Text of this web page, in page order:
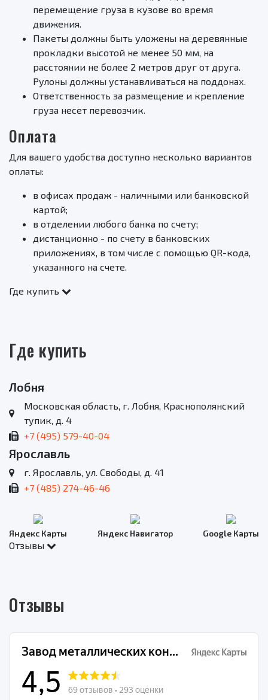
перемещение груза в кузове во время
движения.
Пакеты должны быть уложены на деревянные
прокладки высотой не менее 50 мм, на
расстоянии не более 2 метров друг от друга.
Рулоны должны устанавливаться на поддонах.
Ответственность за размещение и крепление
груза несет перевозчик.
Оплата
Для вашего удобства доступно несколько вариантов
оплаты:
в офисах продаж - наличными или банковской
картой;
в отделении любого банка по счету;
дистанционно - по счету в банковских
приложениях, в том числе с помощью QR-кода,
указанного на счете.
Где купить
Где купить
Лобня
Московская область, г. Лобня, Краснополянский
тупик, д. 4
+7 (495) 579-40-04
Ярославль
г. Ярославль, ул. Свободы, д. 41
+7 (485) 274-46-46
Яндекс Карты Яндекс Навигатор Google Карты
Отзывы
Отзывы